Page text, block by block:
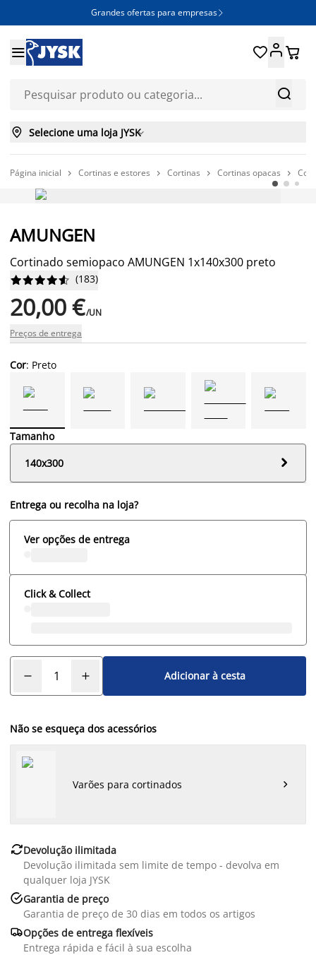
Grandes ofertas para empresas 


 
 Selecione uma loja JYSK
Página inicial  Cortinas e estores  Cortinas  Cortinas opacas 
AMUNGEN
Cortinado semiopaco AMUNGEN 1x140x300 preto





 (183)
20,00 €/UN
Preços de entrega
Cor: Preto
Tamanho
140x300

Entrega ou recolha na loja?
Ver opções de entrega
Click & Collect
Adicionar à cesta
Não se esqueça dos acessórios
Varões para cortinados 
Devolução ilimitada
Devolução ilimitada sem limite de tempo - devolva em
qualquer loja JYSK
Garantia de preço
Garantia de preço de 30 dias em todos os artigos
Opções de entrega flexíveis
Entrega rápida e fácil à sua escolha